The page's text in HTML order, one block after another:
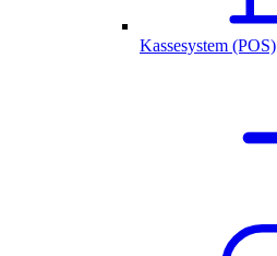
Kassesystem (POS)